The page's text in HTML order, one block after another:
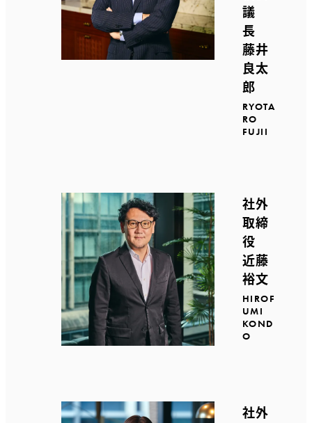
議
長
藤井
良太
郎
RYOTA
RO
FUJII
社外
取締
役
近藤
裕文
HIROF
UMI
KOND
O
社外